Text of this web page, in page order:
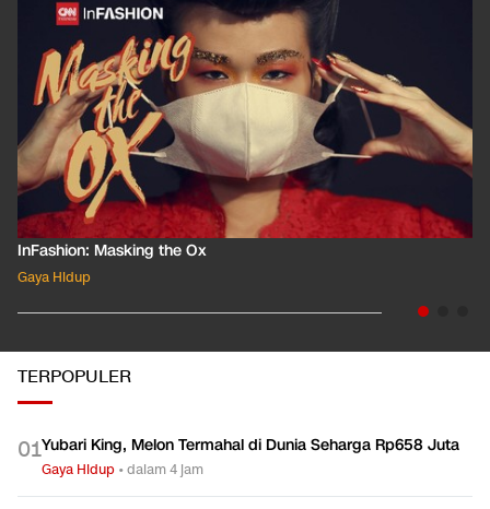
InFashion: Masking the Ox
Gaya Hidup
TERPOPULER
01Yubari King, Melon Termahal di Dunia Seharga Rp658 Juta
Gaya Hidup •dalam 4 jam